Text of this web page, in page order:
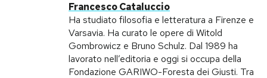
Tecnologia
Storie/Idee
Ok Boomer!
Media
Europa
Francesco Cataluccio
Ha studiato filosofia e letteratura a Firenze e
Varsavia. Ha curato le opere di Witold
Gombrowicz e Bruno Schulz. Dal 1989 ha
lavorato nell’editoria e oggi si occupa della
Fondazione GARIWO-Foresta dei Giusti. Tra